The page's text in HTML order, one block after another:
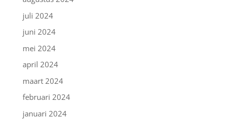
juli 2024
juni 2024
mei 2024
april 2024
maart 2024
februari 2024
januari 2024